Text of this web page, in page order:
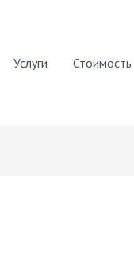
Услуги Стоимость